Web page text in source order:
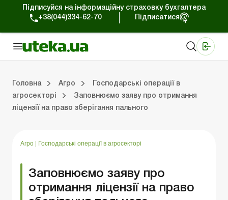
Підписуйся на інформаційну страховку бухгалтера
+38(044)334-62-70
Підписатися
Головна Агро
Господарські операції в
агросекторі
Заповнюємо заяву про отримання
ліцензії на право зберігання пального
Агро Господарські операції в агросекторі
Заповнюємо заяву про
отримання ліцензії на право